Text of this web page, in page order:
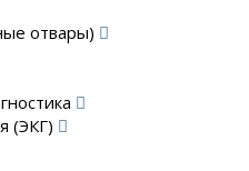
отвары)
(ЭКГ)